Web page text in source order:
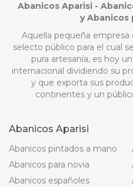
Abanicos Aparisi -
y Abanicos
Aquella pequeña empresa
selecto público para el cual
pura artesanía, es hoy
internacional dividiendo su
y que exporta sus
continentes y un
Abanicos Aparisi
Abanicos pintados a mano
Abanicos para novia
Abanicos españoles